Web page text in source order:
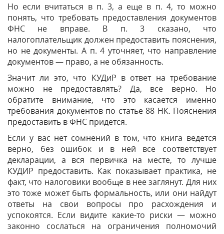
Но если вчитаться в п. 3, а еще в п. 4, то можно
понять, что требовать предоставления документов
ФНС не вправе. В п. 3 сказано, что
налогоплательщик должен предоставить пояснения,
но не документы. А п. 4 уточняет, что направление
документов — право, а не обязанность.
Значит ли это, что КУДиР в ответ на требование
можно не предоставлять? Да, все верно. Но
обратите внимание, что это касается именно
требования документов по статье 88 НК. Пояснения
предоставить в ФНС придется.
Если у вас нет сомнений в том, что книга ведется
верно, без ошибок и в ней все соответствует
декларации, а вся первичка на месте, то лучше
КУДИР предоставить. Как показывает практика, не
факт, что налоговики вообще в нее заглянут. Для них
это тоже может быть формальность, или они найдут
ответы на свои вопросы про расхождения и
успокоятся. Если видите какие-то риски — можно
законно сослаться на ограничения полномочий